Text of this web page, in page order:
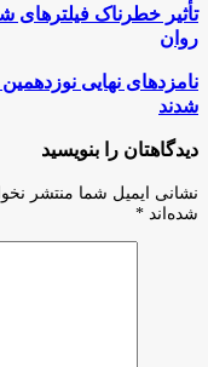
تأثیر
خطرناک
فیلترهای
شبکه‌های
اجتماعی
بر
درک
زیبایی
سلامت
روان
تأثیر خطرناک
روان
نامزدهای
نهایی
نوزدهمین
جشنواره
بین‌المللی
شعر
فجر
معرفی
نامزدهای نهایی
شدند
دیدگاهتان را بنویسید
نشانی ایمیل شما منتشر
شده‌اند *